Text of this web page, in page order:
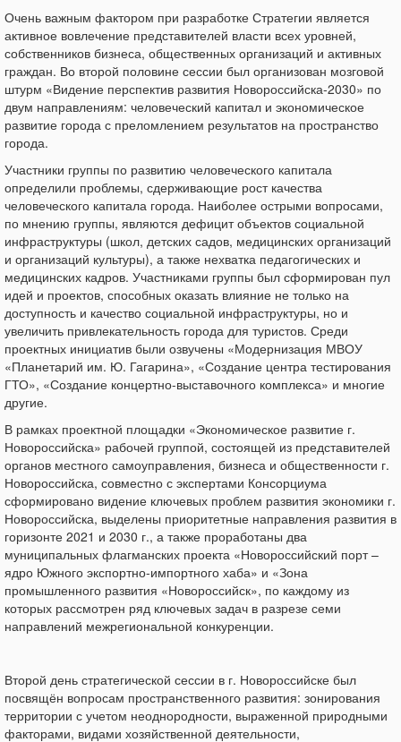
Очень важным фактором при разработке Стратегии является
активное вовлечение представителей власти всех уровней,
собственников бизнеса, общественных организаций и активных
граждан. Во второй половине сессии был организован мозговой
штурм «Видение перспектив развития Новороссийска-2030» по
двум направлениям: человеческий капитал и экономическое
развитие города с преломлением результатов на пространство
города.
Участники группы по развитию человеческого капитала
определили проблемы, сдерживающие рост качества
человеческого капитала города. Наиболее острыми вопросами,
по мнению группы, являются дефицит объектов социальной
инфраструктуры (школ, детских садов, медицинских организаций
и организаций культуры), а также нехватка педагогических и
медицинских кадров. Участниками группы был сформирован пул
идей и проектов, способных оказать влияние не только на
доступность и качество социальной инфраструктуры, но и
увеличить привлекательность города для туристов. Среди
проектных инициатив были озвучены «Модернизация МВОУ
«Планетарий им. Ю. Гагарина», «Создание центра тестирования
ГТО», «Создание концертно-выставочного комплекса» и многие
другие.
В рамках проектной площадки «Экономическое развитие г.
Новороссийска» рабочей группой, состоящей из представителей
органов местного самоуправления, бизнеса и общественности г.
Новороссийска, совместно с экспертами Консорциума
сформировано видение ключевых проблем развития экономики г.
Новороссийска, выделены приоритетные направления развития в
горизонте 2021 и 2030 г., а также проработаны два
муниципальных флагманских проекта «Новороссийский порт –
ядро Южного экспортно-импортного хаба» и «Зона
промышленного развития «Новороссийск», по каждому из
которых рассмотрен ряд ключевых задач в разрезе семи
направлений межрегиональной конкуренции.
Второй день стратегической сессии в г. Новороссийске был
посвящён вопросам пространственного развития: зонирования
территории с учетом неоднородности, выраженной природными
факторами, видами хозяйственной деятельности,